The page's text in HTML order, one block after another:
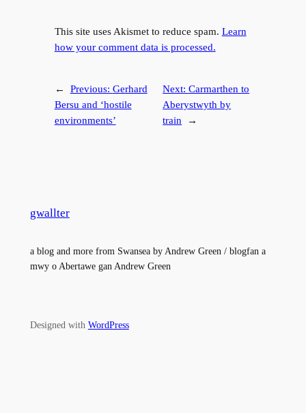
This site uses Akismet to reduce spam. Learn
how your comment data is processed.
← Previous: Gerhard
Bersu and ‘hostile
environments’
Next:Carmarthen to
Aberystwyth by
train
→
gwallter
a blog and more from Swansea by Andrew Green / blogfan a
mwy o Abertawe gan Andrew Green
Designed with WordPress